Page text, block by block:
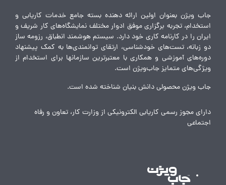
جاب ویژن بعنوان اولین ارائه دهنده بسته جامع خدمات کاریابی و
استخدام، تجربه برگزاری موفق ادوار مختلف نمایشگاه‌های کار شریف و
ایران را در کارنامه کاری خود دارد. سیستم هوشمند انطباق، رزومه ساز
دو زبانه، تست‌های خودشناسی، ارتقای توانمندی‌ها به کمک پیشنهاد
دوره‌های آموزشی و همکاری با معتبرترین سازمانها برای استخدام از
ویژگی‌های متمایز جاب‌ویژن است.
جاب ویژن محصولی دانش بنیان شناخته شده است.
دارای مجوز رسمی کاریابی الکترونیکی از وزارت کار، تعاون و رفاه
اجتماعی